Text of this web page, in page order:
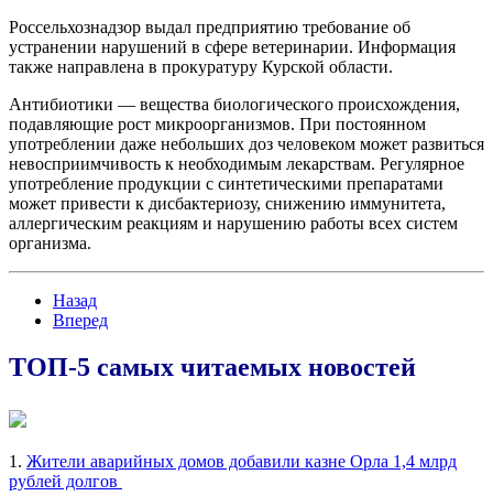
Россельхознадзор выдал предприятию требование об
устранении нарушений в сфере ветеринарии. Информация
также направлена в прокуратуру Курской области.
Антибиотики — вещества биологического происхождения,
подавляющие рост микроорганизмов. При постоянном
употреблении даже небольших доз человеком может развиться
невосприимчивость к необходимым лекарствам. Регулярное
употребление продукции с синтетическими препаратами
может привести к дисбактериозу, снижению иммунитета,
аллергическим реакциям и нарушению работы всех систем
организма.
Назад
Вперед
ТОП-5 самых читаемых новостей
1. Жители аварийных домов добавили казне Орла 1,4 млрд
рублей долгов